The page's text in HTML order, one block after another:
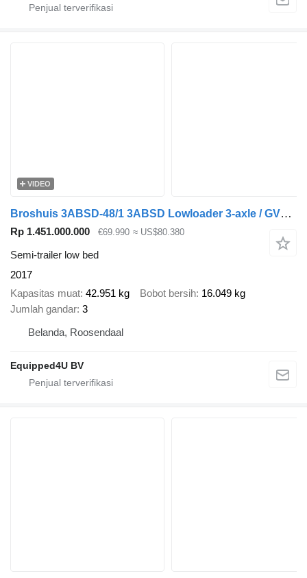
VIDEO
Broshuis 3ABSD-48/1 3ABSD Lowloader 3-axle / GVW: 59.000kg / Neck: 23.000
Rp 1.451.000.000 €69.990 ≈ US$80.380
Semi-trailer low bed
2017
Kapasitas muat 42.951 kg Bobot bersih 16.049 kg
Jumlah gandar 3
Belanda, Roosendaal
Equipped4U BV